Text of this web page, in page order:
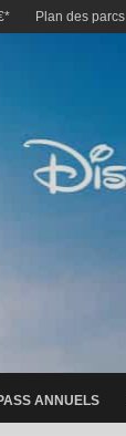
Plan des parcs
ANNUELS